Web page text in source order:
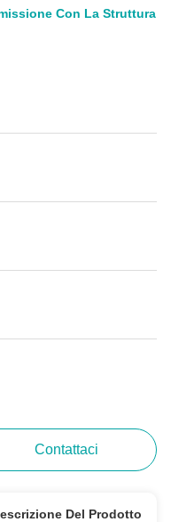
Con La Struttura
Contattaci
Del Prodotto